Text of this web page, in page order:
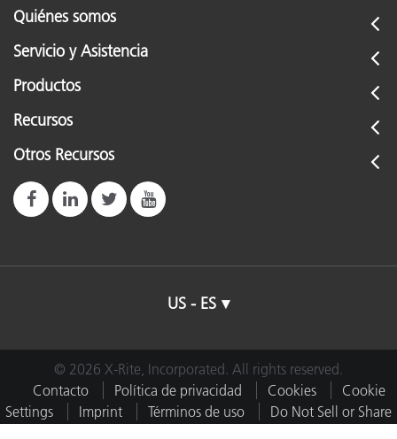
Quiénes somos
Servicio y Asistencia
Productos
Recursos
Otros Recursos
US - ES
© 2026 X-Rite, Incorporated. All rights reserved.
Contacto
Política de privacidad Cookies
Cookie
Settings
Imprint Términos de uso
Do Not Sell or Share